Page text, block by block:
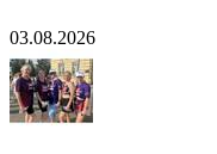
03.08.2026